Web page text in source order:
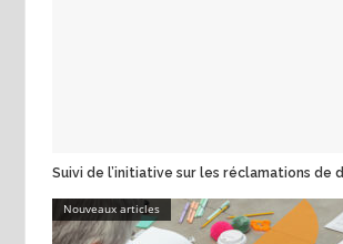
Suivi de l’initiative sur les réclamations de
Nouveaux articles